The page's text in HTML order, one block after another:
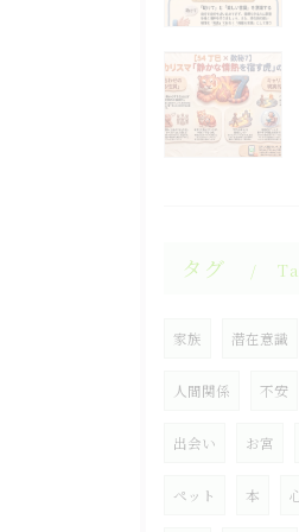
タグ
家族 潜在意識
人間関係 不安
出会い お宮
ペット 本